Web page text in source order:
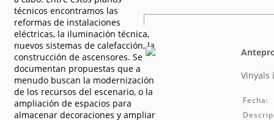
técnicos encontramos las
reformas de instalaciones
eléctricas, la iluminación técnica,
nuevos sistemas de calefacción, la
construcción de ascensores. Se
documentan propuestas que a
menudo buscan la modernización
de los recursos del escenario, o la
ampliación de espacios para
almacenar decoraciones y ampliar
Vinyals
Fecha: